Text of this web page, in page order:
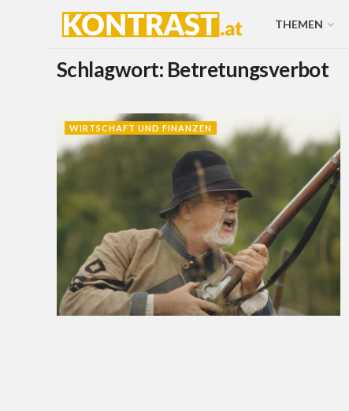
THEMEN
Schlagwort: Betretungsverbot
WIRTSCHAFT UND FINANZEN